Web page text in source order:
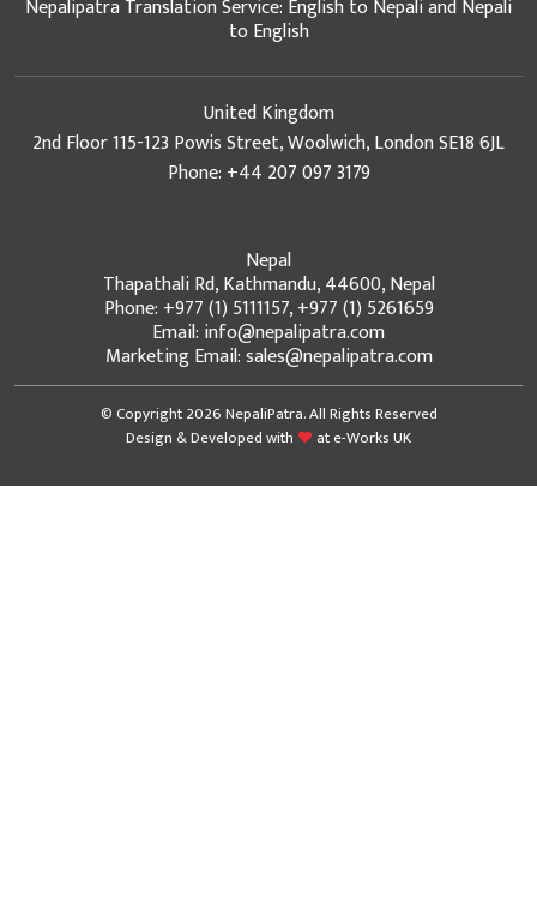
Nepalipatra Translation Service: English to Nepali and Nepali
to English
United Kingdom
2nd Floor 115-123 Powis Street, Woolwich, London SE18 6JL
Phone: +44 207 097 3179
Nepal
Thapathali Rd, Kathmandu, 44600, Nepal
Phone: +977 (1) 5111157, +977 (1) 5261659
Email: info@nepalipatra.com
Marketing Email: sales@nepalipatra.com
© Copyright 2026 NepaliPatra. All Rights Reserved
Design & Developed with
ate-Works UK